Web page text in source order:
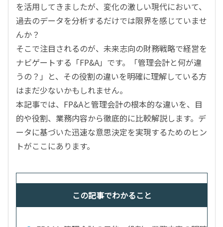
データ分析／BI
ガバナンス／リスク管理
BPR／業務改善
を活用してきましたが、変化の激しい現代において、
過去のデータを分析するだけでは限界を感じていませ
んか？
そこで注目されるのが、未来志向の財務戦略で経営を
ナビゲートする「FP&A」です。「管理会計と何が違
うの？」と、その役割の違いを明確に理解している方
はまだ少ないかもしれません。
本記事では、FP&Aと管理会計の根本的な違いを、目
的や役割、業務内容から徹底的に比較解説します。デ
ータに基づいた迅速な意思決定を実現するためのヒン
トがここにあります。
この記事でわかること